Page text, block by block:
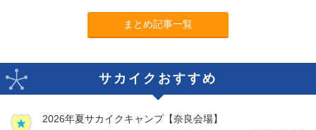
まとめ記事一覧
サカイクおすすめ
2026年夏サカイクキャンプ【奈良会場】